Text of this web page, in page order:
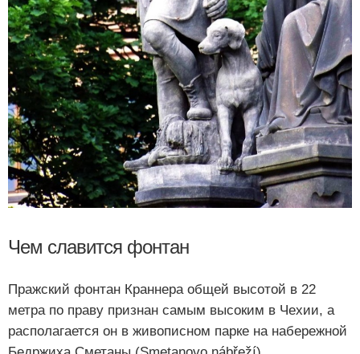
Чем славится фонтан
Пражский фонтан Краннера общей высотой в 22
метра по праву признан самым высоким в Чехии, а
располагается он в живописном парке на набережной